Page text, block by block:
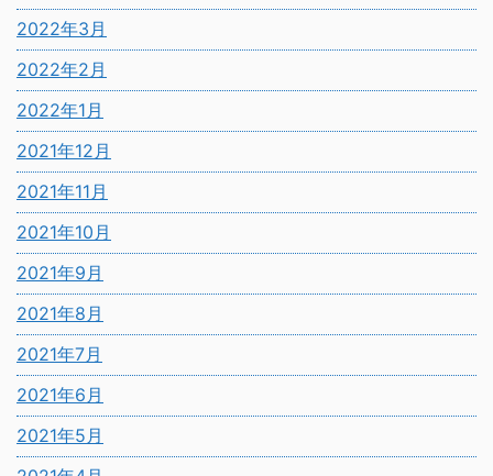
2022年3月
2022年2月
2022年1月
2021年12月
2021年11月
2021年10月
2021年9月
2021年8月
2021年7月
2021年6月
2021年5月